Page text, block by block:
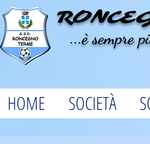
...è sempre
HOME SOCIETÀ